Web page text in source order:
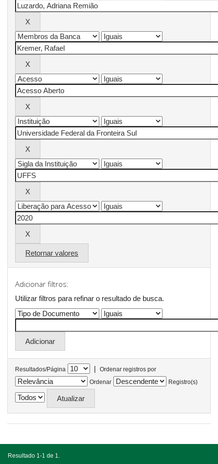
Retornar valores
Adicionar filtros:
Utilizar filtros para refinar o resultado de busca.
Resultados/Página |
Ordenar registros por
Ordenar
Registro(s)
Resultado 1-1 de 1.